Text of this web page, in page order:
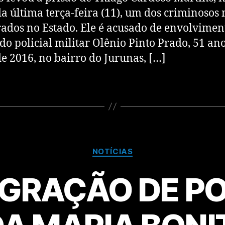
última terça-feira (11), um dos criminosos
no Estado. Ele é acusado de
policial militar Olênio Pinto Prado, 51
2016, no bairro do Jurunas, […]
NOTÍCIAS
DE